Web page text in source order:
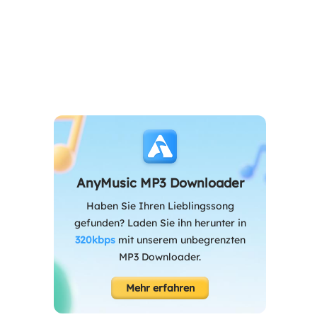
AnyMusic MP3 Downloader
Haben Sie Ihren Lieblingssong
gefunden? Laden Sie ihn herunter in
320kbpsmit unserem unbegrenzten
MP3 Downloader.
Mehr erfahren